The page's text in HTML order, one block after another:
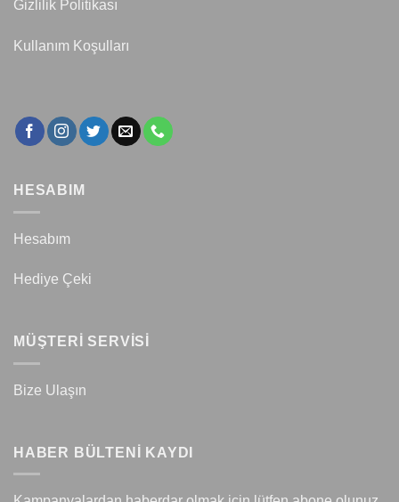
Gizlilik Politikası
Kullanım Koşulları
HESABIM
Hesabım
Hediye Çeki
MÜŞTERİ SERVİSİ
Bize Ulaşın
HABER BÜLTENİ KAYDI